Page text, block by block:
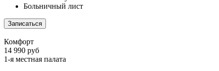
Больничный лист
Записаться
Комфорт
14 990 руб
1-я местная палата